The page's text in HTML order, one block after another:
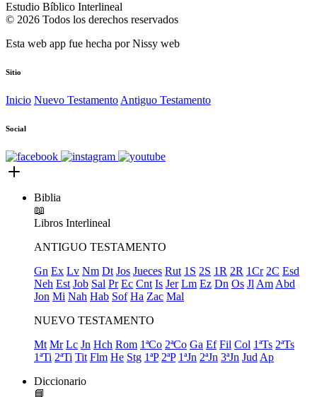
Estudio Bíblico Interlineal
© 2026 Todos los derechos reservados
Esta web app fue hecha porNissy web
Sitio
Inicio Nuevo Testamento Antiguo Testamento
Social
Biblia
📖
Libros Interlineal
ANTIGUO TESTAMENTO
Gn Ex Lv Nm Dt Jos Jueces Rut 1S 2S 1R 2R 1Cr 2C Esd
Neh Est Job Sal Pr Ec Cnt Is Jer Lm Ez Dn Os Jl Am Abd
Jon Mi Nah Hab Sof Ha Zac Mal
NUEVO TESTAMENTO
Mt Mr Lc Jn Hch Rom 1ªCo 2ªCo Ga Ef Fil Col 1ªTs 2ªTs
1ªTi 2ªTi Tit Flm He Stg 1ªP 2ªP 1ªJn 2ªJn 3ªJn Jud Ap
Diccionario
📘